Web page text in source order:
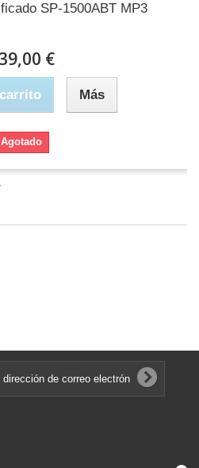
SP-1500ABT MP3
€
Más
Agotado